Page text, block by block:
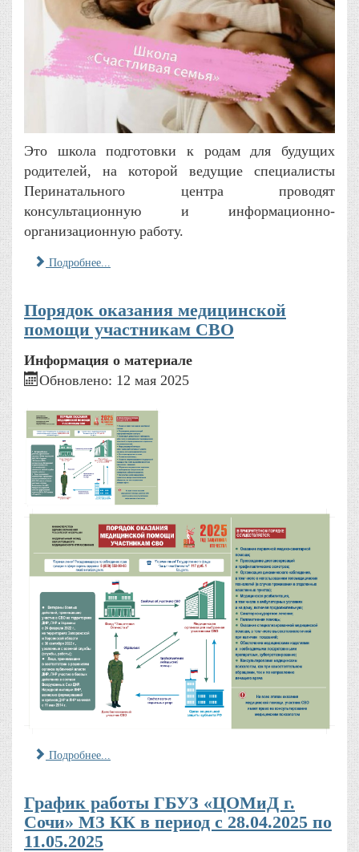
Это школа подготовки к родам для будущих
родителей, на которой ведущие специалисты
Перинатального центра проводят
консультационную и информационно-
организационную работу.
Подробнее...
Порядок оказания медицинской
помощи участникам СВО
Информация о материале
Обновлено: 12 мая 2025
Подробнее...
График работы ГБУЗ «ЦОМиД г.
Сочи» МЗ КК в период с 28.04.2025 по
11.05.2025